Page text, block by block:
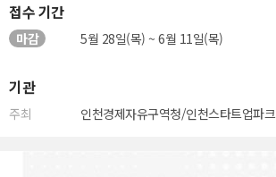
접수 기간
마감 5월 28일(목) ~ 6월 11일(목)
기관
주최 인천경제자유구역청/인천스타트업파크